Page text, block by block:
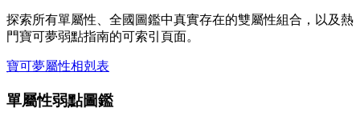
探索所有單屬性、全國圖鑑中真實存在的雙屬性組合，以及熱
門寶可夢弱點指南的可索引頁面。
寶可夢屬性相剋表
單屬性弱點圖鑑